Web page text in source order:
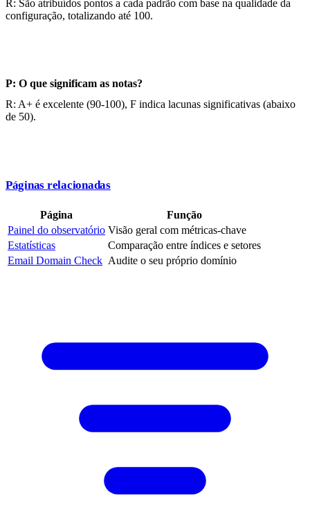
R: São atribuídos pontos a cada padrão com base na qualidade da
configuração, totalizando até 100.
P: O que significam as notas?
R: A+ é excelente (90-100), F indica lacunas significativas (abaixo
de 50).
Páginas relacionadas
Página
Função
Painel do observatório Visão geral com métricas-chave
Estatísticas
Comparação entre índices e setores
Email Domain Check Audite o seu próprio domínio